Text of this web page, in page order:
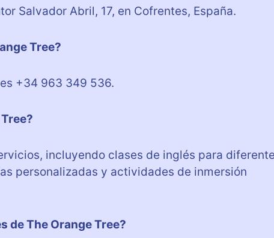
Salvador Abril, 17, en Cofrentes, España.
Tree?
+34 963 349 536.
incluyendo clases de inglés para
personalizadas y actividades de inmersión
de The Orange Tree?